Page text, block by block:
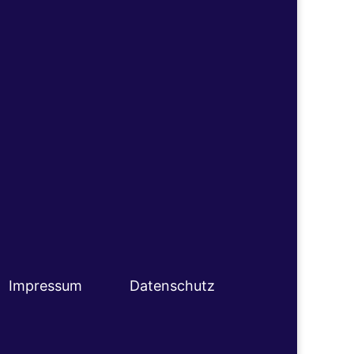
Impressum Datenschutz